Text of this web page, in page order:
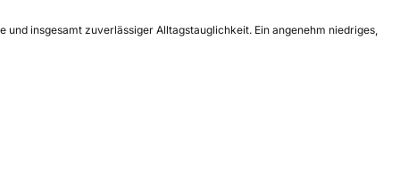
insgesamt zuverlässiger Alltagstauglichkeit. Ein angenehm niedriges,